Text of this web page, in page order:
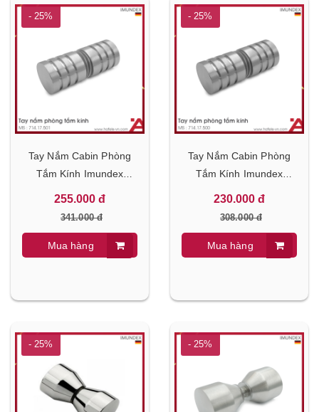
- 25%
Tay Nắm Cabin Phòng
Tắm Kính Imundex
714.17.501
255.000 đ
341.000 đ
Mua hàng
- 25%
Tay Nắm Cabin Phòng
Tắm Kính Imundex
714.17.500
230.000 đ
308.000 đ
Mua hàng
- 25% - 25%